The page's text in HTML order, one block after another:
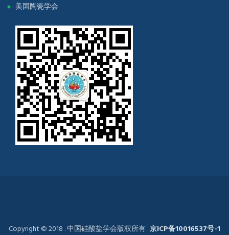
美国陶瓷学会
Copyright © 2018 . 中国硅酸盐学会版权所有 .京ICP备10016537号-1